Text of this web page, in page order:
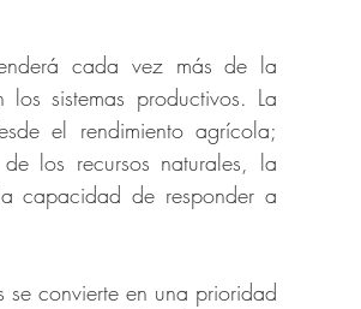
cada vez más de la
sistemas productivos. La
el rendimiento agrícola;
los recursos naturales, la
capacidad de responder a
se convierte en una prioridad